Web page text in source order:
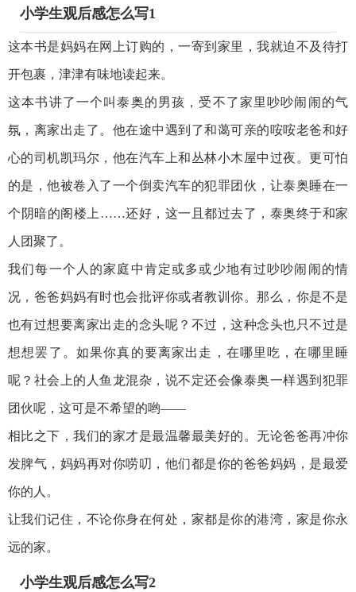
小学生观后感怎么写1
这本书是妈妈在网上订购的，一寄到家里，我就迫不及待打
开包裹，津津有味地读起来。
这本书讲了一个叫泰奥的男孩，受不了家里吵吵闹闹的气
氛，离家出走了。他在途中遇到了和蔼可亲的咹咹老爸和好
心的司机凯玛尔，他在汽车上和丛林小木屋中过夜。更可怕
的是，他被卷入了一个倒卖汽车的犯罪团伙，让泰奥睡在一
个阴暗的阁楼上……还好，这一且都过去了，泰奥终于和家
人团聚了。
我们每一个人的家庭中肯定或多或少地有过吵吵闹闹的情
况，爸爸妈妈有时也会批评你或者教训你。那么，你是不是
也有过想要离家出走的念头呢？不过，这种念头也只不过是
想想罢了。如果你真的要离家出走，在哪里吃，在哪里睡
呢？社会上的人鱼龙混杂，说不定还会像泰奥一样遇到犯罪
团伙呢，这可是不希望的哟——
相比之下，我们的家才是最温馨最美好的。无论爸爸再冲你
发脾气，妈妈再对你唠叨，他们都是你的爸爸妈妈，是最爱
你的人。
让我们记住，不论你身在何处，家都是你的港湾，家是你永
远的家。
小学生观后感怎么写2